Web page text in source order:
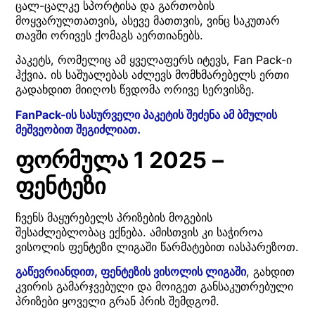
ცალ-ცალკე სპორტისა და გართობის
მოყვარულთათვის, ასევე მათთვის, ვინც საკუთარ
თავში ორივეს ქომაგს აერთიანებს.
პაკეტს, რომელიც ამ ყველაფერს იტევს, Fan Pack-ი
ჰქვია. ის საშუალებას აძლევს მომხმარებელს ერთი
გადახდით მიიღოს წვდომა ორივე სერვისზე.
FanPack-ის სასურველი პაკეტის შეძენა ამ ბმულის
მეშვეობით შეგიძლიათ.
ფორმულა 1 2025 –
ფენტეზი
ჩვენს მაყურებელს პრიზების მოგების
შესაძლებლობაც ექნება. ამისთვის კი საჭიროა
ვისოლის ფენტეზი ლიგაში წარმატებით იასპარეზოთ.
გაწევრიანდით, ფენტეზის ვისოლის ლიგაში, გახდით
კვირის გამარჯვებული და მოიგეთ განსაკუთრებული
პრიზები ყოველი გრან პრის შემდგომ.